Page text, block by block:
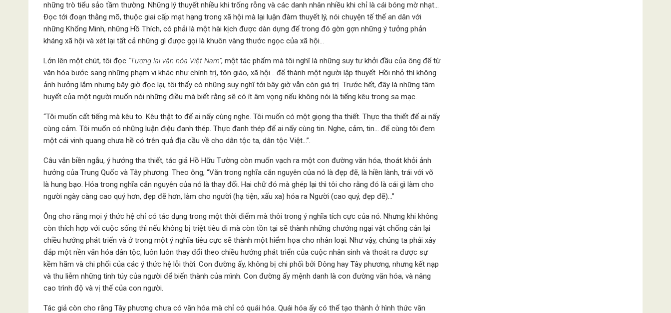
những trò tiểu sảo tầm thường. Những lý thuyết nhiều khi trống rỗng và các danh nhân nhiều khi chỉ là cái bóng mờ nhạt…
Ðọc tới đoạn thằng mõ, thuộc giai cấp mạt hạng trong xã hội mà lại luận đàm thuyết lý, nói chuyện tế thế an dân với
những Khổng Minh, những Hồ Thích, có phải là một hài kịch được dàn dựng để trong đó gờn gợn những ý tưởng phản
kháng xã hội và xét lại tất cả những gì được gọi là khuôn vàng thước ngọc của xã hội…
Lớn lên một chút, tôi đọc “Tương lai văn hóa Việt Nam”, một tác phẩm mà tôi nghĩ là những suy tư khởi đầu của ông để từ
văn hóa bước sang những phạm vi khác như chính trị, tôn giáo, xã hội… để thành một người lập thuyết. Hồi nhỏ thì không
ảnh hưởng lắm nhưng bây giờ đọc lại, tôi thấy có những suy nghĩ tới bây giờ vẫn còn giá trị. Trước hết, đây là những tâm
huyết của một người muốn nói những điều mà biết rằng sẽ có ít âm vọng nếu không nói là tiếng kêu trong sa mạc.
“Tôi muốn cất tiếng mà kêu to. Kêu thật to để ai nấy cùng nghe. Tôi muốn có một giọng tha thiết. Thực tha thiết để ai nấy
cùng cảm. Tôi muốn có những luận điệu đanh thép. Thực đanh thép để ai nấy cùng tin. Nghe, cảm, tin… để cùng tôi đem
một cái vinh quang chưa hề có trên quả địa cầu về cho dân tộc ta, dân tộc Việt…”.
Câu văn biền ngẫu, ý hướng tha thiết, tác giả Hồ Hữu Tường còn muốn vạch ra một con đường văn hóa, thoát khỏi ảnh
hưởng của Trung Quốc và Tây phương. Theo ông, “Văn trong nghĩa căn nguyên của nó là đẹp đẽ, là hiền lành, trái với võ
là hung bạo. Hóa trong nghĩa căn nguyên của nó là thay đổi. Hai chữ đó mà ghép lại thì tôi cho rằng đó là cái gì làm cho
người ngày càng cao quý hơn, đẹp đẽ hơn, làm cho người (hạ tiện, xấu xa) hóa ra Người (cao quý, đẹp đẽ)…”
Ông cho rằng mọi ý thức hệ chỉ có tác dụng trong một thời điểm mà thôi trong ý nghĩa tích cực của nó. Nhưng khi không
còn thích hợp với cuộc sống thì nếu không bị triệt tiêu đi mà còn tồn tại sẽ thành những chướng ngại vật chống cản lại
chiều hướng phát triển và ở trong một ý nghĩa tiêu cực sẽ thành một hiểm họa cho nhân loại. Như vậy, chúng ta phải xây
đắp một nền văn hóa dân tộc, luôn luôn thay đổi theo chiều hướng phát triển của cuộc nhân sinh và thoát ra được sự
kềm hãm và chi phối của các ý thức hệ lỗi thời. Con đường ấy, không bị chi phối bởi Ðông hay Tây phương, nhưng kết nạp
và thu liễm những tinh túy của người để biến thành của mình. Con đường ấy mệnh danh là con đường văn hóa, và nâng
cao trình độ và vị thế của con người.
Tác giả còn cho rằng Tây phương chưa có văn hóa mà chỉ có quái hóa. Quái hóa ấy có thể tạo thành ở hình thức văn